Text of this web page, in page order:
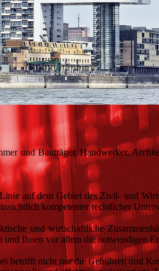
und Bauträger, Handwerker,
auf dem Gebiet des Zivil- und
kompetenter rechtlicher
und wirtschaftliche
Ihnen vor allem die notwendigen
betrifft nicht nur die Gebühren und